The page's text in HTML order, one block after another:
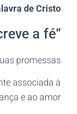
de Cristo
“Como a Bíblia descreve a fé?”
promessas.
associada à
e ao amor.